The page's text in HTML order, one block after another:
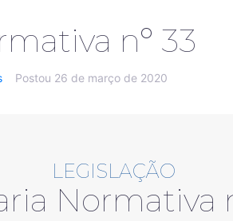
nº 33
Postou 26 de março de 2020
LEGISLAÇÃO
Normativa